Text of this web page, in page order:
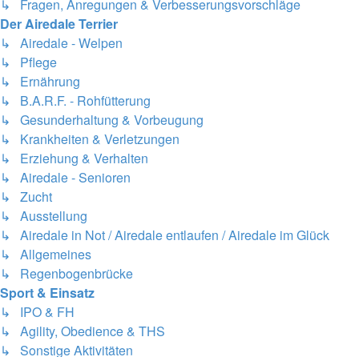
↳ Fragen, Anregungen & Verbesserungsvorschläge
Der Airedale Terrier
↳ Airedale - Welpen
↳ Pflege
↳ Ernährung
↳ B.A.R.F. - Rohfütterung
↳ Gesunderhaltung & Vorbeugung
↳ Krankheiten & Verletzungen
↳ Erziehung & Verhalten
↳ Airedale - Senioren
↳ Zucht
↳ Ausstellung
↳ Airedale in Not / Airedale entlaufen / Airedale im Glück
↳ Allgemeines
↳ Regenbogenbrücke
Sport & Einsatz
↳ IPO & FH
↳ Agility, Obedience & THS
↳ Sonstige Aktivitäten